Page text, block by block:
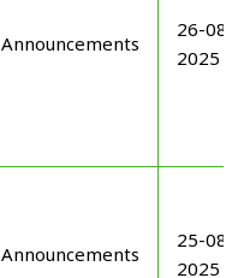
Announcements
26-08-
2025
Announcements
25-08-
2025